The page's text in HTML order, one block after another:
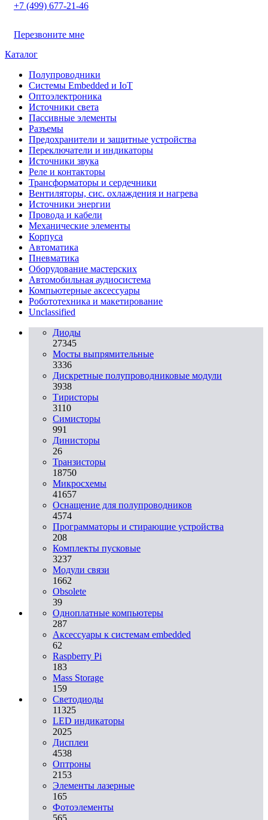
+7 (499) 677-21-46
Перезвоните мне
Каталог
Полупроводники
Системы Embedded и IoT
Oптоэлектроника
Источники света
Пассивные элементы
Разъeмы
Предохранители и защитные устройства
Переключатели и индикаторы
Источники звука
Реле и контакторы
Трансформаторы и сердечники
Вентиляторы, сис. охлаждения и нагрева
Источники энергии
Провода и кабели
Механические элементы
Корпуса
Автоматика
Пневматика
Оборудование мастерских
Автомобильная аудиосистема
Компьютерные аксессуары
Робототехника и макетирование
Unclassified
Диоды
27345
Мосты выпрямительные
3336
Дискретные полупроводниковые модули
3938
Тиристоры
3110
Симисторы
991
Динисторы
26
Транзисторы
18750
Микросхемы
41657
Оснащение для полупроводников
4574
Программаторы и стирающие устройства
208
Комплекты пусковые
3237
Модули связи
1662
Obsolete
39
Одноплатные компьютеры
287
Аксессуары к системам embedded
62
Raspberry Pi
183
Mass Storage
159
Светодиоды
11325
LED индикаторы
2025
Дисплеи
4538
Оптроны
2153
Элементы лазерные
165
Фотоэлементы
565